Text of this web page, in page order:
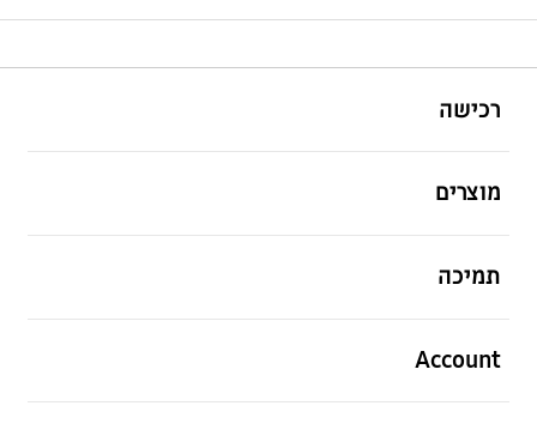
רכישה
מוצרים
תמיכה
Account